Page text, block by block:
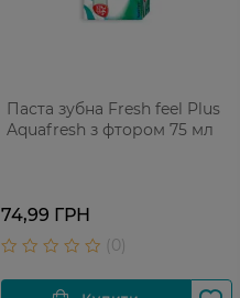
Паста зубна Fresh feel Plus
Aquafresh з фтором 75 мл
74,99 ГРН